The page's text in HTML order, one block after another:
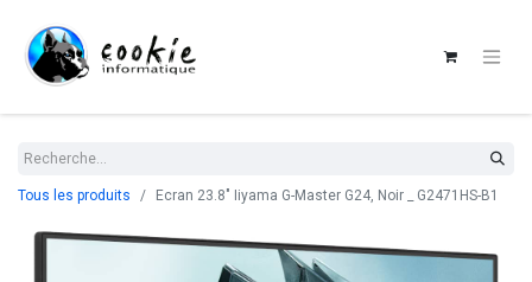
Tous les produits Ecran 23.8" Iiyama G-Master G24, Noir _ G2471HS-B1